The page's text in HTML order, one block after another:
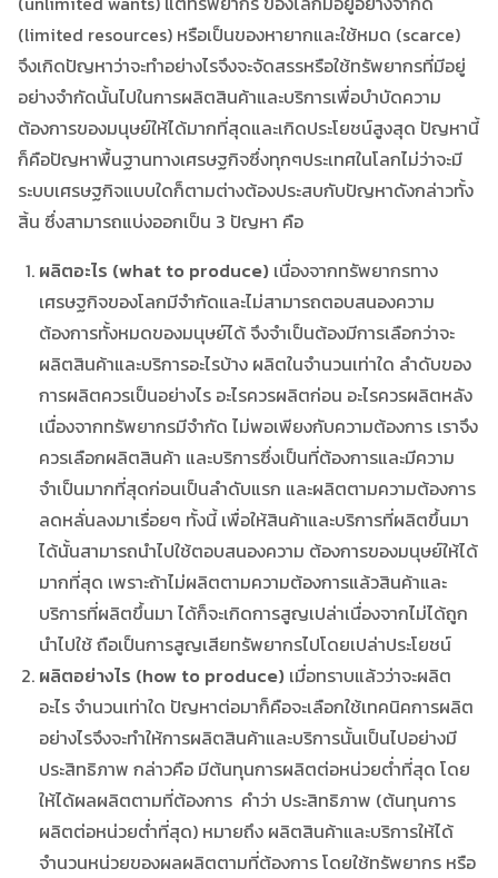
(limited resources) หรือเป็นของหายากและใช้หมด (scarce)
จึงเกิดปัญหาว่าจะทำอย่างไรจึงจะจัดสรรหรือใช้ทรัพยากรที่มีอยู่
อย่างจำกัดนั้นไปในการผลิตสินค้าและบริการเพื่อบำบัดความ
ต้องการของมนุษย์ให้ได้มากที่สุดและเกิดประโยชน์สูงสุด ปัญหานี้
ก็คือปัญหาพื้นฐานทางเศรษฐกิจซึ่งทุกๆประเทศในโลกไม่ว่าจะมี
ระบบเศรษฐกิจแบบใดก็ตามต่างต้องประสบกับปัญหาดังกล่าวทั้ง
สิ้น ซึ่งสามารถแบ่งออกเป็น 3 ปัญหา คือ
ผลิตอะไร (what to produce) เนื่องจากทรัพยากรทาง
เศรษฐกิจของโลกมีจำกัดและไม่สามารถตอบสนองความ
ต้องการทั้งหมดของมนุษย์ได้ จึงจำเป็นต้องมีการเลือกว่าจะ
ผลิตสินค้าและบริการอะไรบ้าง ผลิตในจำนวนเท่าใด ลำดับของ
การผลิตควรเป็นอย่างไร อะไรควรผลิตก่อน อะไรควรผลิตหลัง
เนื่องจากทรัพยากรมีจำกัด ไม่พอเพียงกับความต้องการ เราจึง
ควรเลือกผลิตสินค้า และบริการซึ่งเป็นที่ต้องการและมีความ
จำเป็นมากที่สุดก่อนเป็นลำดับแรก และผลิตตามความต้องการ
ลดหลั่นลงมาเรื่อยๆ ทั้งนี้ เพื่อให้สินค้าและบริการที่ผลิตขึ้นมา
ได้นั้นสามารถนำไปใช้ตอบสนองความ ต้องการของมนุษย์ให้ได้
มากที่สุด เพราะถ้าไม่ผลิตตามความต้องการแล้วสินค้าและ
บริการที่ผลิตขึ้นมา ได้ก็จะเกิดการสูญเปล่าเนื่องจากไม่ได้ถูก
นำไปใช้ ถือเป็นการสูญเสียทรัพยากรไปโดยเปล่าประโยชน์
ผลิตอย่างไร (how to produce) เมื่อทราบแล้วว่าจะผลิต
อะไร จำนวนเท่าใด ปัญหาต่อมาก็คือจะเลือกใช้เทคนิคการผลิต
อย่างไรจึงจะทำให้การผลิตสินค้าและบริการนั้นเป็นไปอย่างมี
ประสิทธิภาพ กล่าวคือ มีต้นทุนการผลิตต่อหน่วยต่ำที่สุด โดย
ให้ได้ผลผลิตตามที่ต้องการ คำว่า ประสิทธิภาพ (ต้นทุนการ
ผลิตต่อหน่วยต่ำที่สุด) หมายถึง ผลิตสินค้าและบริการให้ได้
จำนวนหน่วยของผลผลิตตามที่ต้องการ โดยใช้ทรัพยากร หรือ